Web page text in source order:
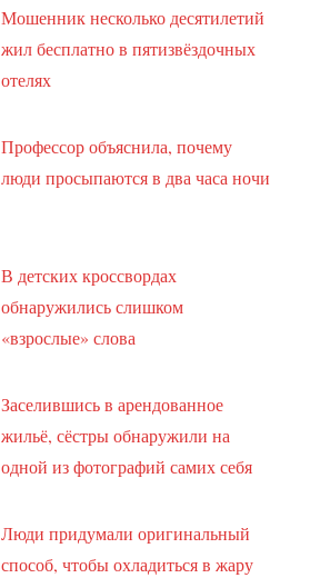
Мошенник несколько десятилетий
жил бесплатно в пятизвёздочных
отелях
Профессор объяснила, почему
люди просыпаются в два часа ночи
В детских кроссвордах
обнаружились слишком
«взрослые» слова
Заселившись в арендованное
жильё, сёстры обнаружили на
одной из фотографий самих себя
Люди придумали оригинальный
способ, чтобы охладиться в жару